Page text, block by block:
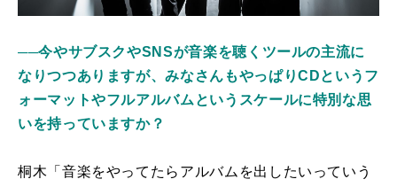
──今やサブスクやSNSが音楽を聴くツールの主流に
なりつつありますが、みなさんもやっぱりCDというフ
ォーマットやフルアルバムというスケールに特別な思
いを持っていますか？
桐木「音楽をやってたらアルバムを出したいっていう